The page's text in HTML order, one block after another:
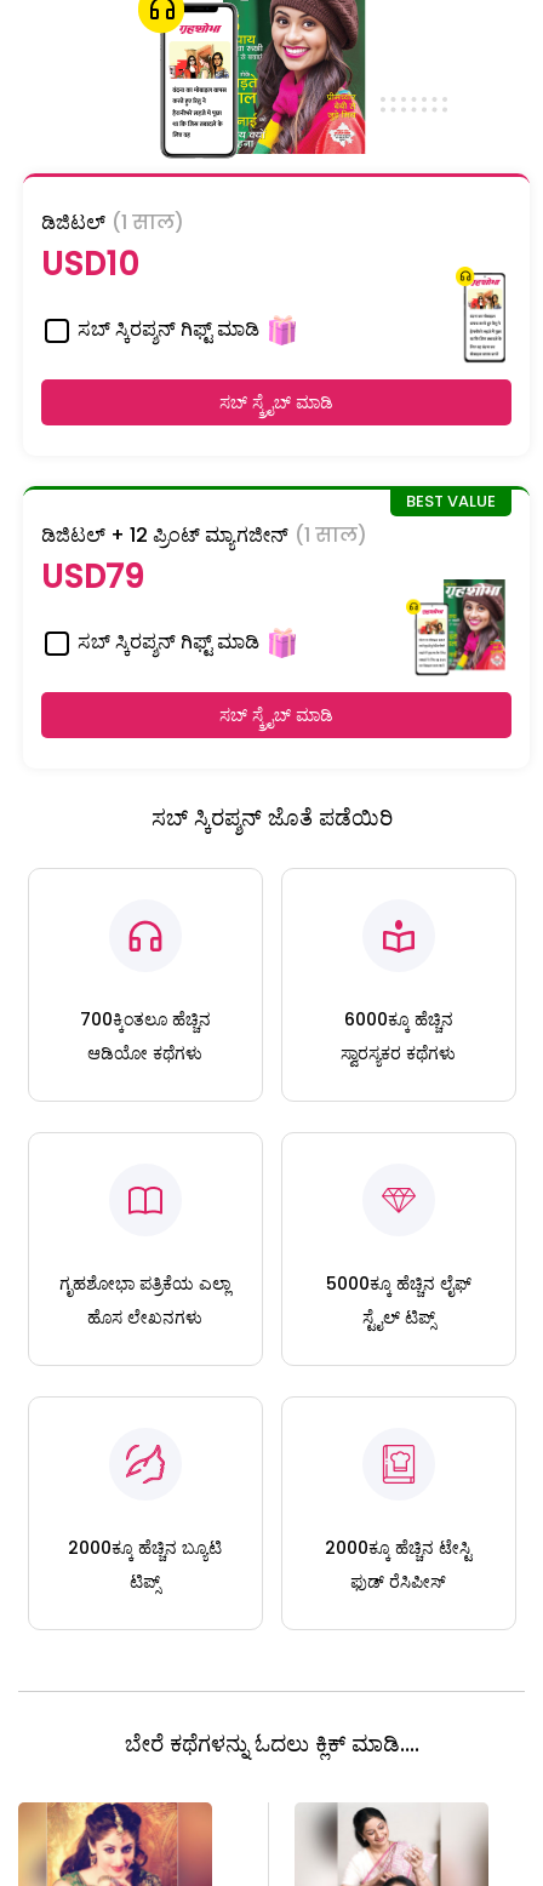
ಡಿಜಿಟಲ್ (1 साल)
USD10
ಸಬ್ ಸ್ಕಿರಪ್ಶನ್ ಗಿಫ್ಟ್ ಮಾಡಿ
ಸಬ್ ಸ್ಕ್ರೈಬ್ ಮಾಡಿ
ಡಿಜಿಟಲ್ + 12 ಪ್ರಿಂಟ್ ಮ್ಯಾಗಜೀನ್ (1 साल)
USD79
ಸಬ್ ಸ್ಕಿರಪ್ಶನ್ ಗಿಫ್ಟ್ ಮಾಡಿ
ಸಬ್ ಸ್ಕ್ರೈಬ್ ಮಾಡಿ
ಸಬ್ ಸ್ಕಿರಪ್ಶನ್ ಜೊತೆ ಪಡೆಯಿರಿ
700ಕ್ಕಿಂತಲೂ ಹೆಚ್ಚಿನ
ಆಡಿಯೋ ಕಥೆಗಳು
6000ಕ್ಕೂ ಹೆಚ್ಚಿನ
ಸ್ವಾರಸ್ಯಕರ ಕಥೆಗಳು
ಗೃಹಶೋಭಾ ಪತ್ರಿಕೆಯ ಎಲ್ಲಾ
ಹೊಸ ಲೇಖನಗಳು
5000ಕ್ಕೂ ಹೆಚ್ಚಿನ ಲೈಫ್
ಸ್ಟೈಲ್ ಟಿಪ್ಸ್
2000ಕ್ಕೂ ಹೆಚ್ಚಿನ ಬ್ಯೂಟಿ
ಟಿಪ್ಸ್
2000ಕ್ಕೂ ಹೆಚ್ಚಿನ ಟೇಸ್ಟಿ
ಫುಡ್ ರೆಸಿಪೀಸ್
ಬೇರೆ ಕಥೆಗಳನ್ನು ಓದಲು ಕ್ಲಿಕ್ ಮಾಡಿ....